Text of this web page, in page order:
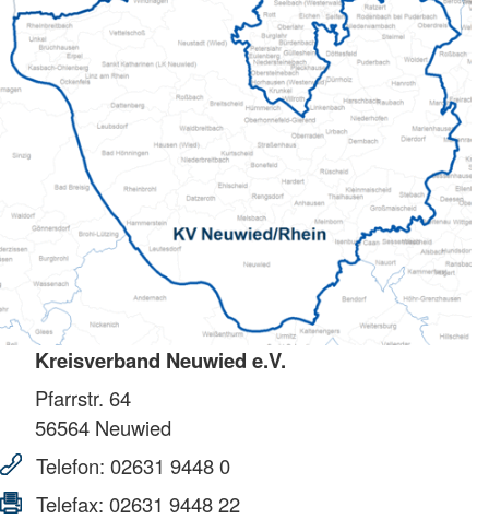
Kreisverband Neuwied e.V.
Pfarrstr. 64
56564 Neuwied
Telefon: 02631 9448 0
Telefax: 02631 9448 22